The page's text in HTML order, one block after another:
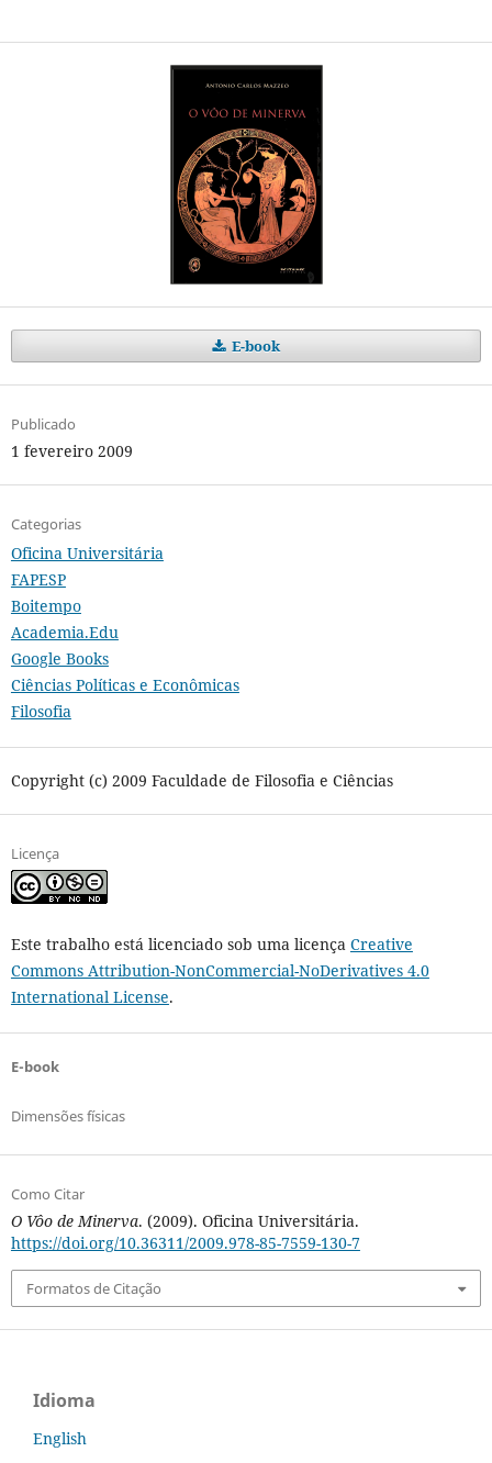
E-book
Publicado
1 fevereiro 2009
Categorias
Oficina Universitária
FAPESP
Boitempo
Academia.Edu
Google Books
Ciências Políticas e Econômicas
Filosofia
Copyright (c) 2009 Faculdade de Filosofia e Ciências
Licença
Este trabalho está licenciado sob uma licença Creative
Commons Attribution-NonCommercial-NoDerivatives 4.0
International License.
E-book
Dimensões físicas
Como Citar
O Vôo de Minerva. (2009). Oficina Universitária.
https://doi.org/10.36311/2009.978-85-7559-130-7
Formatos de Citação
Idioma
English